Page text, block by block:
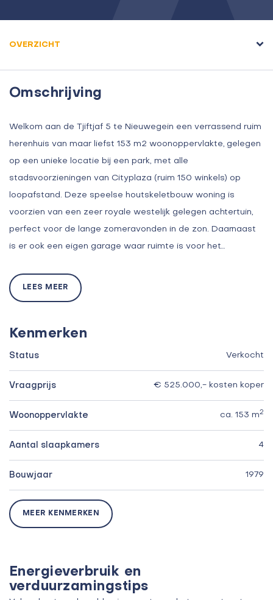
OVERZICHT
Omschrijving
Welkom aan de Tjiftjaf 5 te Nieuwegein een verrassend ruim
herenhuis van maar liefst 153 m2 woonoppervlakte, gelegen
op een unieke locatie bij een park, met alle
stadsvoorzieningen van Cityplaza (ruim 150 winkels) op
loopafstand. Deze speelse houtskeletbouw woning is
voorzien van een zeer royale westelijk gelegen achtertuin,
perfect voor de lange zomeravonden in de zon. Daarnaast
is er ook een eigen garage waar ruimte is voor het…
LEES MEER
Kenmerken
Status Verkocht
Vraagprijs € 525.000,- kosten koper
Woonoppervlakte ca. 153 m2
Aantal slaapkamers 4
Bouwjaar 1979
MEER KENMERKEN
Energieverbruik en
verduurzamingstips